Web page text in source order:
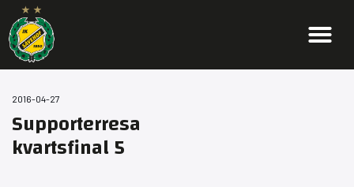
2016-04-27
Supporterresa
kvartsfinal 5